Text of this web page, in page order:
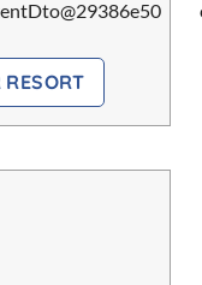
RESORT